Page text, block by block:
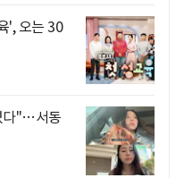
', 오는 30
다"…서동